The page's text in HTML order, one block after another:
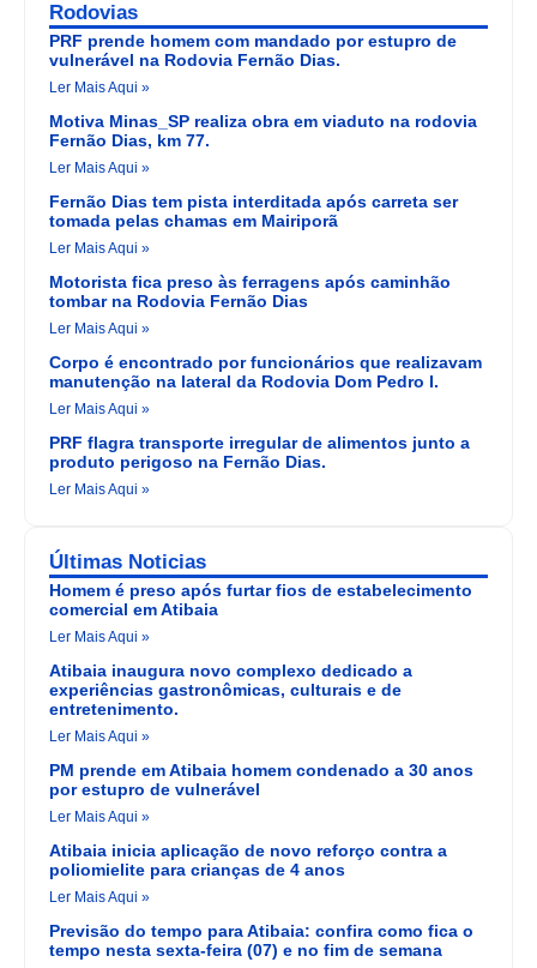
Rodovias
PRF prende homem com mandado por estupro de
vulnerável na Rodovia Fernão Dias.
Ler Mais Aqui »
Motiva Minas_SP realiza obra em viaduto na rodovia
Fernão Dias, km 77.
Ler Mais Aqui »
Fernão Dias tem pista interditada após carreta ser
tomada pelas chamas em Mairiporã
Ler Mais Aqui »
Motorista fica preso às ferragens após caminhão
tombar na Rodovia Fernão Dias
Ler Mais Aqui »
Corpo é encontrado por funcionários que realizavam
manutenção na lateral da Rodovia Dom Pedro I.
Ler Mais Aqui »
PRF flagra transporte irregular de alimentos junto a
produto perigoso na Fernão Dias.
Ler Mais Aqui »
Últimas Noticias
Homem é preso após furtar fios de estabelecimento
comercial em Atibaia
Ler Mais Aqui »
Atibaia inaugura novo complexo dedicado a
experiências gastronômicas, culturais e de
entretenimento.
Ler Mais Aqui »
PM prende em Atibaia homem condenado a 30 anos
por estupro de vulnerável
Ler Mais Aqui »
Atibaia inicia aplicação de novo reforço contra a
poliomielite para crianças de 4 anos
Ler Mais Aqui »
Previsão do tempo para Atibaia: confira como fica o
tempo nesta sexta-feira (07) e no fim de semana